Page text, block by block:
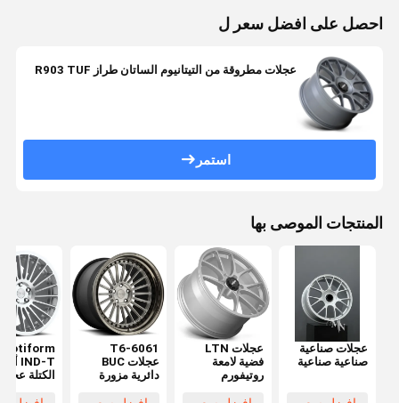
احصل على افضل سعر ل
عجلات مطروقة من التيتانيوم الساتان طراز R903 TUF
استمر
المنتجات الموصى بها
عجلات صناعية
صناعية صناعية
عجلات LTN
فضية لامعة
روتيفورم
6061-T6
عجلات BUC
دائرية مزورة
Rotiform
الكتلة